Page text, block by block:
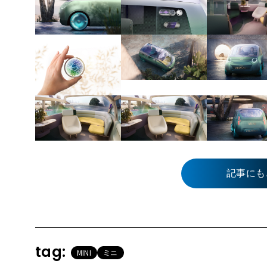
記事に
tag: MINI ミニ